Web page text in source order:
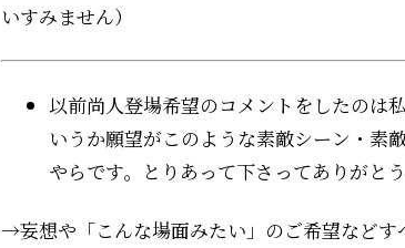
いすみません）
以前尚人登場希望のコメントをしたのは
いうか願望がこのような素敵シーン・素
やらです。とりあって下さってありがと
→妄想や「こんな場面みたい」のご希望など